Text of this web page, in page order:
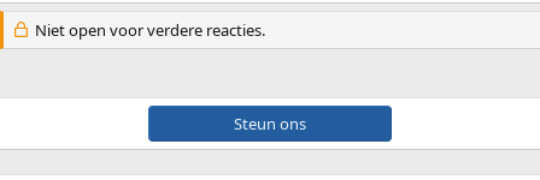
Niet open voor verdere reacties.
Steun ons